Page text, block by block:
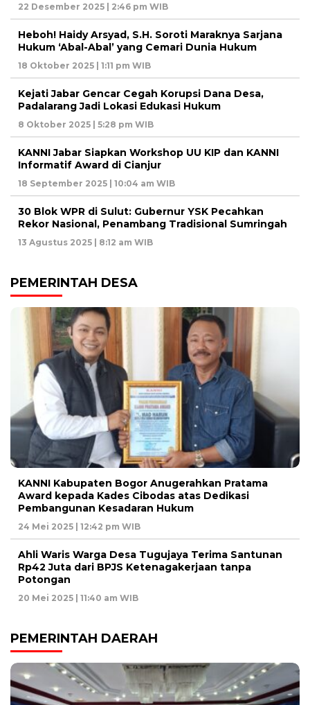
22 Desember 2025 | 2:46 pm WIB
Heboh! Haidy Arsyad, S.H. Soroti Maraknya Sarjana
Hukum ‘Abal-Abal’ yang Cemari Dunia Hukum
18 Oktober 2025 | 1:11 pm WIB
Kejati Jabar Gencar Cegah Korupsi Dana Desa,
Padalarang Jadi Lokasi Edukasi Hukum
8 Oktober 2025 | 5:28 pm WIB
KANNI Jabar Siapkan Workshop UU KIP dan KANNI
Informatif Award di Cianjur
18 September 2025 | 10:04 am WIB
30 Blok WPR di Sulut: Gubernur YSK Pecahkan
Rekor Nasional, Penambang Tradisional Sumringah
13 Agustus 2025 | 8:12 am WIB
PEMERINTAH DESA
KANNI Kabupaten Bogor Anugerahkan Pratama
Award kepada Kades Cibodas atas Dedikasi
Pembangunan Kesadaran Hukum
24 Mei 2025 | 12:42 pm WIB
Ahli Waris Warga Desa Tugujaya Terima Santunan
Rp42 Juta dari BPJS Ketenagakerjaan tanpa
Potongan
20 Mei 2025 | 11:40 am WIB
PEMERINTAH DAERAH